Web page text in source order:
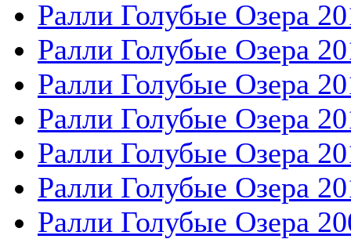
Ралли Голубые Озера
Ралли Голубые Озера
Ралли Голубые Озера
Ралли Голубые Озера
Ралли Голубые Озера
Ралли Голубые Озера
Ралли Голубые Озера